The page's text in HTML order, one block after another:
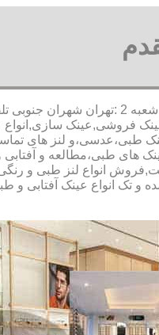
,آدرس شعبه 1 :تهران شاهین شمالی بیست
فروشی,عینک سازی,انواع
طبی،عدسی،و لنز های
های طبی،مطالعه و
انواع لنز طبی و رنگی
و تک انواع عینک آفتابی و